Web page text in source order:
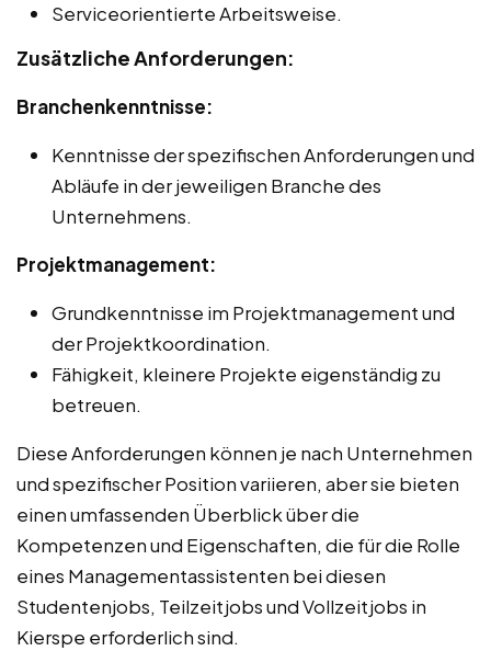
Serviceorientierte Arbeitsweise.
Zusätzliche Anforderungen:
Branchenkenntnisse:
Kenntnisse der spezifischen Anforderungen und
Abläufe in der jeweiligen Branche des
Unternehmens.
Projektmanagement:
Grundkenntnisse im Projektmanagement und
der Projektkoordination.
Fähigkeit, kleinere Projekte eigenständig zu
betreuen.
Diese Anforderungen können je nach Unternehmen
und spezifischer Position variieren, aber sie bieten
einen umfassenden Überblick über die
Kompetenzen und Eigenschaften, die für die Rolle
eines Managementassistenten bei diesen
Studentenjobs, Teilzeitjobs und Vollzeitjobs in
Kierspe erforderlich sind.